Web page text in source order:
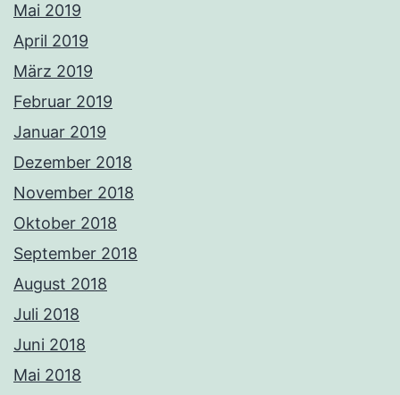
Mai 2019
April 2019
März 2019
Februar 2019
Januar 2019
Dezember 2018
November 2018
Oktober 2018
September 2018
August 2018
Juli 2018
Juni 2018
Mai 2018